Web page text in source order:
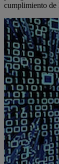
cumplimiento de